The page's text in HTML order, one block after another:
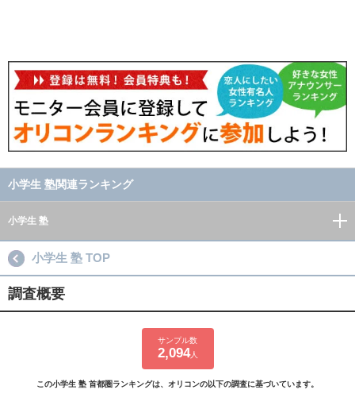
小学生 塾関連ランキング
小学生 塾
小学生 塾 TOP
調査概要
サンプル数
2,094人
この小学生 塾 首都圏ランキングは、オリコンの以下の調査に基づいています。